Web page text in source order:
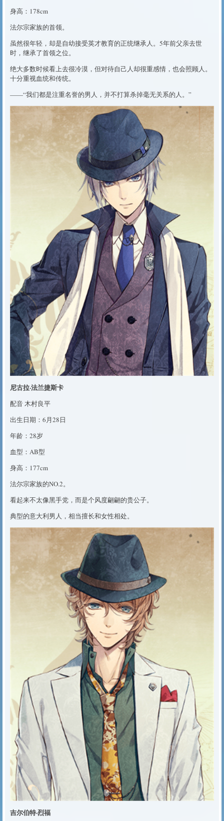
身高：178cm
法尔宗家族的首领。
虽然很年轻，却是自幼接受英才教育的正统继承人。5年前父亲去世
时，继承了首领之位。
绝大多数时候看上去很冷漠，但对待自己人却很重感情，也会照顾人。
十分重视血统和传统。
——“我们都是注重名誉的男人，并不打算杀掉毫无关系的人。”
尼古拉·法兰捷斯卡
配音 木村良平
出生日期：6月28日
年龄：28岁
血型：AB型
身高：177cm
法尔宗家族的NO.2。
看起来不太像黑手党，而是个风度翩翩的贵公子。
典型的意大利男人，相当擅长和女性相处。
吉尔伯特·烈福